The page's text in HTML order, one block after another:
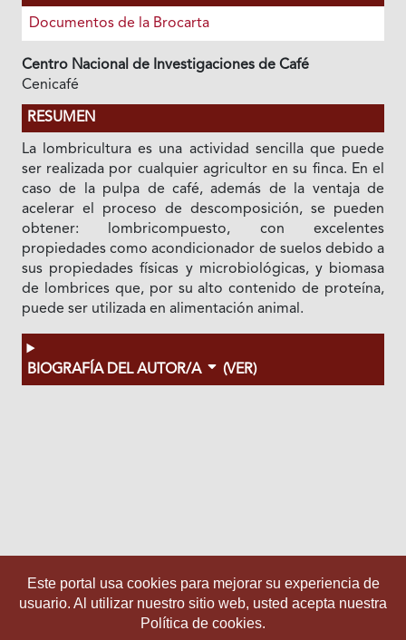
Documentos de la Brocarta
Centro Nacional de Investigaciones de Café
Cenicafé
RESUMEN
La lombricultura es una actividad sencilla que puede
ser realizada por cualquier agricultor en su finca. En el
caso de la pulpa de café, además de la ventaja de
acelerar el proceso de descomposición, se pueden
obtener: lombricompuesto, con excelentes
propiedades como acondicionador de suelos debido a
sus propiedades físicas y microbiológicas, y biomasa
de lombrices que, por su alto contenido de proteína,
puede ser utilizada en alimentación animal.
BIOGRAFÍA DEL AUTOR/A (VER)
Este portal usa cookies para mejorar su experiencia de
usuario. Al utilizar nuestro sitio web, usted acepta nuestra
Política de cookies.